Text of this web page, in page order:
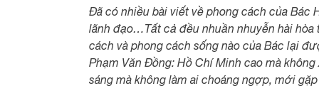
Đã có nhiều bài viết về phong cách của Bác
lãnh đạo…Tất cả đều nhuần nhuyễn hài
cách và phong cách sống nào của Bác lại
Phạm Văn Đồng: Hồ Chí Minh cao mà
sáng mà không làm ai choáng ngợp, mới